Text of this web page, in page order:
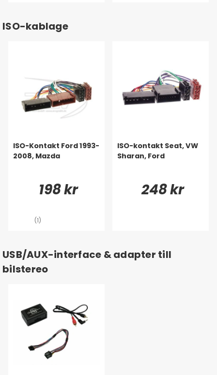
ISO-kablage
ISO-Kontakt Ford 1993-
2008, Mazda
198 kr
(1)
ISO-kontakt Seat, VW
Sharan, Ford
248 kr
USB/AUX-interface & adapter till
bilstereo